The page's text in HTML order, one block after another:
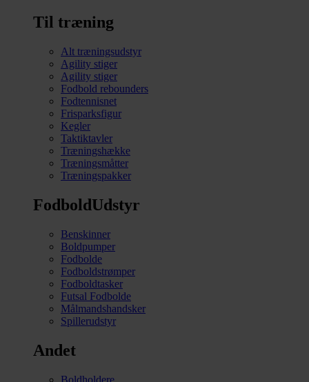
Til træning
Alt træningsudstyr
Agility stiger
Agility stiger
Fodbold rebounders
Fodtennisnet
Frisparksfigur
Kegler
Taktiktavler
Træningshække
Træningsmåtter
Træningspakker
FodboldUdstyr
Benskinner
Boldpumper
Fodbolde
Fodboldstrømper
Fodboldtasker
Futsal Fodbolde
Målmandshandsker
Spillerudstyr
Andet
Boldholdere